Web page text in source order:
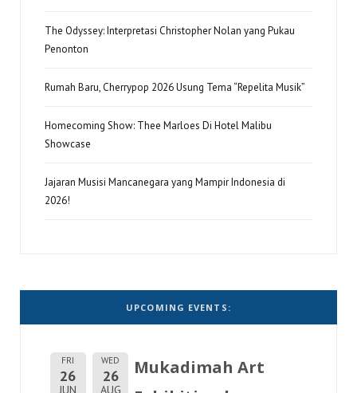
The Odyssey: Interpretasi Christopher Nolan yang Pukau
Penonton
Rumah Baru, Cherrypop 2026 Usung Tema “Repelita Musik”
Homecoming Show: Thee Marloes Di Hotel Malibu
Showcase
Jajaran Musisi Mancanegara yang Mampir Indonesia di
2026!
UPCOMING EVENTS:
FRI
26
JUN
WED
26
AUG
Mukadimah Art